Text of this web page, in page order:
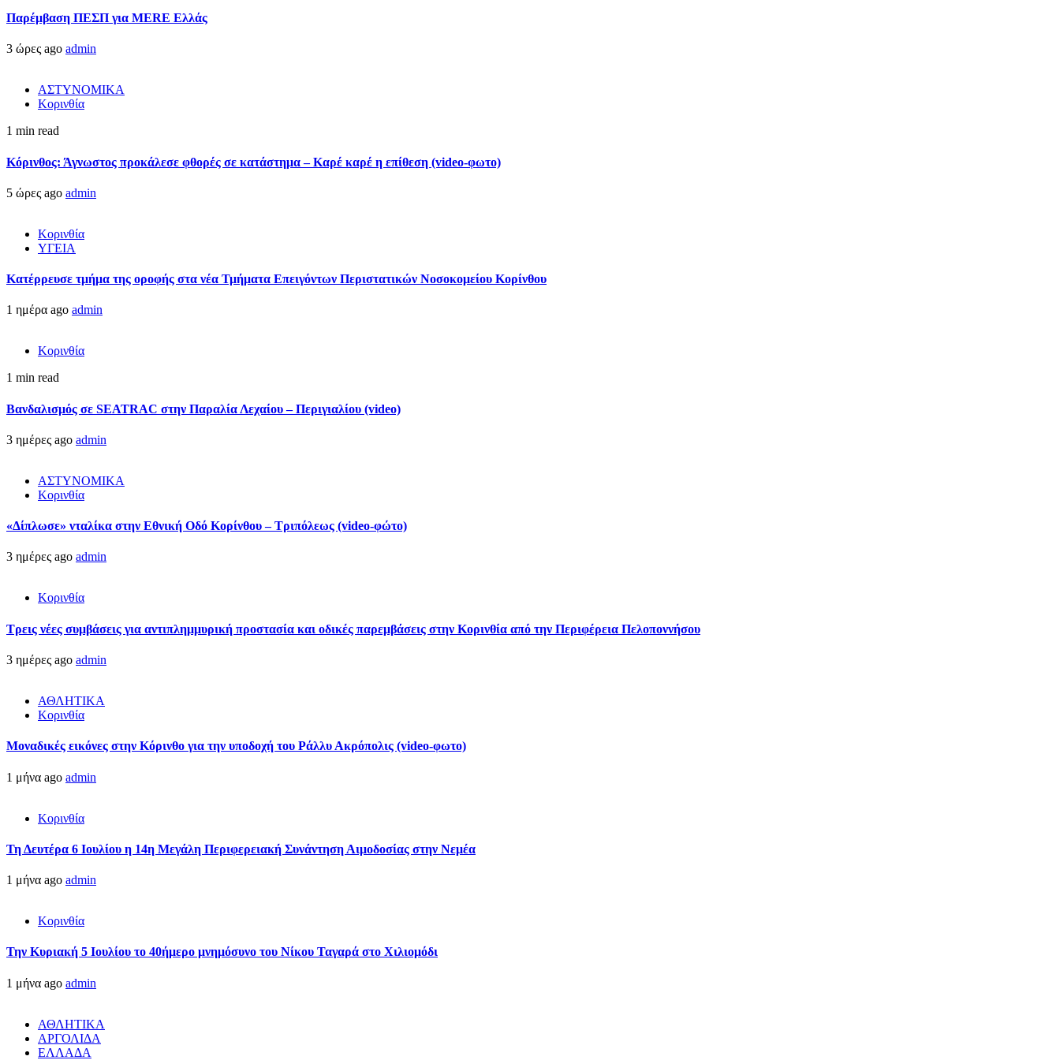
Παρέμβαση ΠΕΣΠ για MERE Ελλάς
3 ώρες ago admin
ΑΣΤΥΝΟΜΙΚΑ
Κορινθία
1 min read
Κόρινθος: Άγνωστος προκάλεσε φθορές σε κατάστημα – Καρέ καρέ η επίθεση (video-φωτο)
5 ώρες ago admin
Κορινθία
ΥΓΕΙΑ
Kατέρρευσε τμήμα της οροφής στα νέα Τμήματα Επειγόντων Περιστατικών Νοσοκομείου Κορίνθου
1 ημέρα ago admin
Κορινθία
1 min read
Βανδαλισμός σε SEATRAC στην Παραλία Λεχαίου – Περιγιαλίου (video)
3 ημέρες ago admin
ΑΣΤΥΝΟΜΙΚΑ
Κορινθία
«Δίπλωσε» νταλίκα στην Εθνική Oδό Κορίνθου – Τριπόλεως (video-φώτο)
3 ημέρες ago admin
Κορινθία
Τρεις νέες συμβάσεις για αντιπλημμυρική προστασία και οδικές παρεμβάσεις στην Κορινθία από την Περιφέρεια Πελοποννήσου
3 ημέρες ago admin
ΑΘΛΗΤΙΚΑ
Κορινθία
Μοναδικές εικόνες στην Κόρινθο για την υποδοχή του Ράλλυ Ακρόπολις (video-φωτο)
1 μήνα ago admin
Κορινθία
Τη Δευτέρα 6 Ιουλίου η 14η Μεγάλη Περιφερειακή Συνάντηση Αιμοδοσίας στην Νεμέα
1 μήνα ago admin
Κορινθία
Την Κυριακή 5 Ιουλίου το 40ήμερο μνημόσυνο του Νίκου Ταγαρά στο Χιλιομόδι
1 μήνα ago admin
ΑΘΛΗΤΙΚΑ
ΑΡΓΟΛΙΔΑ
ΕΛΛΑΔΑ